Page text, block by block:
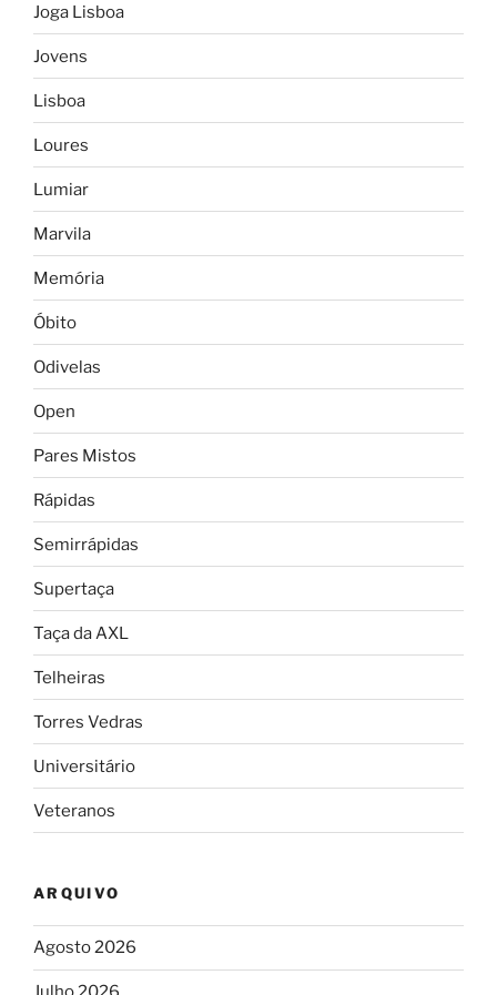
Joga Lisboa
Jovens
Lisboa
Loures
Lumiar
Marvila
Memória
Óbito
Odivelas
Open
Pares Mistos
Rápidas
Semirrápidas
Supertaça
Taça da AXL
Telheiras
Torres Vedras
Universitário
Veteranos
ARQUIVO
Agosto 2026